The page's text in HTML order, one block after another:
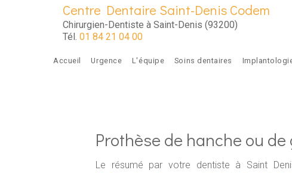
Aller au contenu principalCentre Dentaire Saint-Denis Codem
Chirurgien-Dentiste à Saint-Denis (93200)
Tél. 01 84 21 04 00
Accueil Urgence L'équipe Soins dentaires
Prothèse de hanche ou
Le résumé par votre dentiste à Saint